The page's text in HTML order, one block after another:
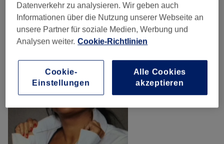
Unsere Arbeit
Bild anklicken für weitere Details
Datenverkehr zu analysieren. Wir geben auch
Informationen über die Nutzung unserer Webseite an
unsere Partner für soziale Medien, Werbung und
Analysen weiter. Cookie-Richtlinien
Cookie-
Einstellungen
Alle Cookies
akzeptieren